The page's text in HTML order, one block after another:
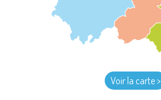
Voir la carte >